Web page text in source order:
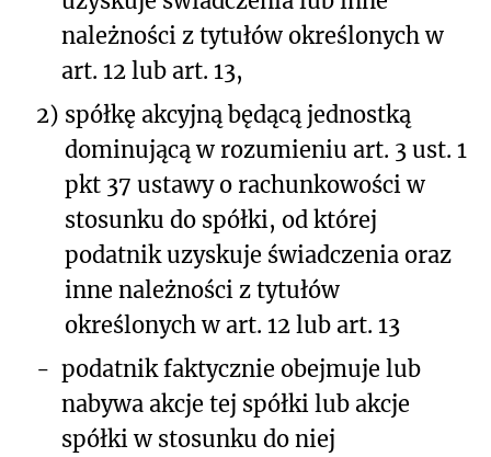
należności z tytułów określonych w
art. 12 lub art. 13,
2) spółkę akcyjną będącą jednostką
dominującą w rozumieniu art. 3 ust. 1
pkt 37 ustawy o rachunkowości w
stosunku do spółki, od której
podatnik uzyskuje świadczenia oraz
inne należności z tytułów
określonych w art. 12 lub art. 13
- podatnik faktycznie obejmuje lub
nabywa akcje tej spółki lub akcje
spółki w stosunku do niej